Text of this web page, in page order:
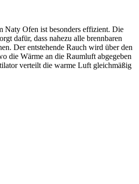
Naty Ofen ist besonders effizient. Die
dafür, dass nahezu alle brennbaren
Der entstehende Rauch wird über den
die Wärme an die Raumluft abgegeben
verteilt die warme Luft gleichmäßig